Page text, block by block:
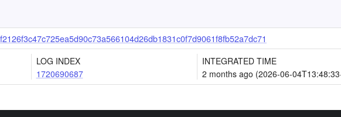
LOG INDEX
1720690687
INTEGRATED TIME
2 months ago (2026-06-